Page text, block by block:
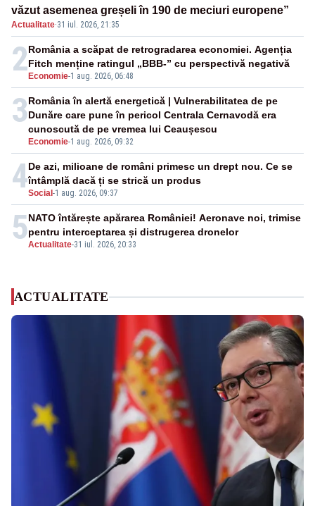
văzut asemenea greșeli în 190 de meciuri europene”
Actualitate·31 iul. 2026, 21:35
2 Economie-1 aug. 2026, 06:48
România a scăpat de retrogradarea economiei. Agenția
Fitch menține ratingul „BBB-” cu perspectivă negativă
3
Economie-1 aug. 2026, 09:32
România în alertă energetică | Vulnerabilitatea de pe
Dunăre care pune în pericol Centrala Cernavodă era
cunoscută de pe vremea lui Ceaușescu
4Social -1 aug. 2026, 09:37
De azi, milioane de români primesc un drept nou. Ce se
întâmplă dacă ți se strică un produs
5Actualitate-31 iul. 2026, 20:33
NATO întărește apărarea României! Aeronave noi, trimise
pentru interceptarea și distrugerea dronelor
ACTUALITATE